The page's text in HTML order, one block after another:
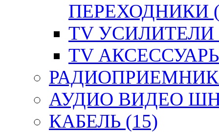
ПЕРЕХОДНИКИ
TV УСИЛИТЕЛИ
TV
АУДИО ВИДЕО
КАБЕЛЬ (15)